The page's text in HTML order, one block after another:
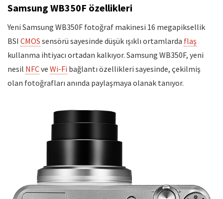
Samsung WB350F özellikleri
Yeni Samsung WB350F fotoğraf makinesi 16 megapiksellik
BSI CMOS sensörü sayesinde düşük ışıklı ortamlarda flaş
kullanma ihtiyacı ortadan kalkıyor. Samsung WB350F, yeni
nesil NFCve Wi-Fi bağlantı özellikleri sayesinde, çekilmiş
olan fotoğrafları anında paylaşmaya olanak tanıyor.